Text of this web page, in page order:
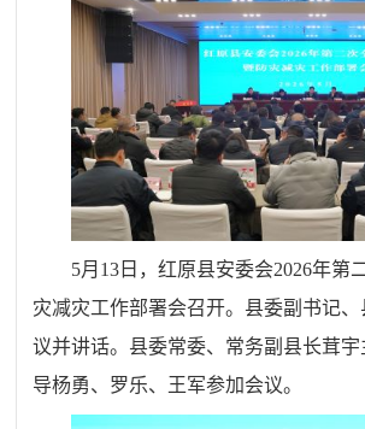
5月13日，红原县安委会2026年第
灾减灾工作部署会召开。县委副书记
议并讲话。县委常委、常务副县长茸
导杨勇、罗乐、王军参加会议。